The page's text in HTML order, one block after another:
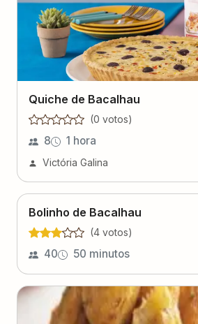
Quiche de Bacalhau
(0 votos)
8 1 hora
Victória Galina
Bolinho de Bacalhau
(4 votos)
40 50 minutos